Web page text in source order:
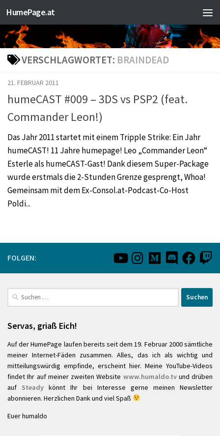
Zum Inhalt springen
HumePage.at
VERSCHLAGWORTET: BRAINDEAD
21. FEBRUAR 2011
humeCAST #009 – 3DS vs PSP2 (feat.
Commander Leon!)
Das Jahr 2011 startet mit einem Tripple Strike: Ein Jahr
humeCAST! 11 Jahre humepage! Leo „Commander Leon“
Esterle als humeCAST-Gast! Dank diesem Super-Package
wurde erstmals die 2-Stunden Grenze gesprengt, Whoa!
Gemeinsam mit dem Ex-Consol.at-Podcast-Co-Host
Poldi...
FOLGEN:
Suchen
nach:
Servas, griaß Eich!
Auf der HumePage laufen bereits seit dem 19. Februar 2000 sämtliche
meiner Internet-Fäden zusammen. Alles, das ich als wichtig und
mitteilungswürdig empfinde, erscheint hier. Meine YouTube-Videos
findet Ihr auf meiner zweiten Website www.humaldo.tvund drüben
auf Steady könnt Ihr bei Interesse gerne meinen Newsletter
abonnieren. Herzlichen Dank und viel Spaß
Euer humaldo